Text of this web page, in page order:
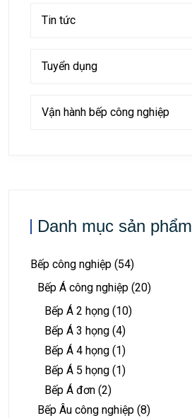
Tin tức
Tuyển dụng
Vận hành bếp công nghiệp
Danh mục sản phẩm
Bếp công nghiệp (54)
Bếp Á công nghiệp (20)
Bếp Á 2 họng (10)
Bếp Á 3 họng (4)
Bếp Á 4 họng (1)
Bếp Á 5 họng (1)
Bếp Á đơn (2)
Bếp Âu công nghiệp (8)